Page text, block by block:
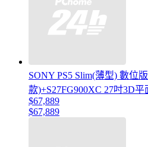
SONY PS5 Slim(薄型) 數位
款)+S27FG900XC 27吋3D
$67,889
$67,889